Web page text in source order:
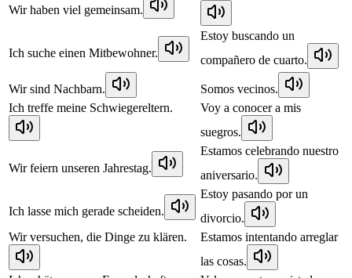
Wir haben viel gemeinsam.
Ich suche einen Mitbewohner.
Estoy buscando un
compañero de cuarto.
Wir sind Nachbarn.
Somos vecinos.
Ich treffe meine Schwiegereltern.
Voy a conocer a mis
suegros.
Wir feiern unseren Jahrestag.
Estamos celebrando nuestro
aniversario.
Ich lasse mich gerade scheiden.
Estoy pasando por un
divorcio.
Wir versuchen, die Dinge zu klären.
Estamos intentando arreglar
las cosas.